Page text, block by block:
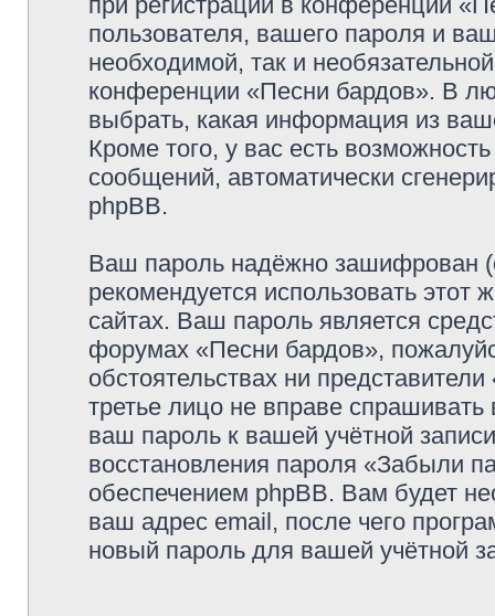
пользователя, вашего пароля и
необходимой, так и
конференции «Песни бардов». В
выбрать, какая информация из
Кроме того, у вас есть
сообщений, автоматически
phpBB.
Ваш пароль надёжно зашифрован
рекомендуется использовать этот
сайтах. Ваш пароль является
форумах «Песни бардов»,
обстоятельствах ни
третье лицо не вправе
ваш пароль к вашей учётной
восстановления пароля «Забыли
обеспечением phpBB. Вам будет
ваш адрес email, после чего
новый пароль для вашей учётной